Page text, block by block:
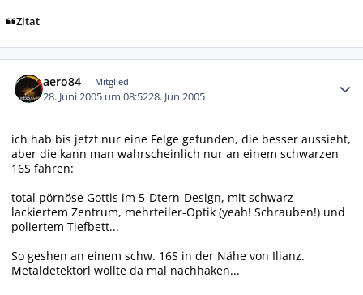
Zitat
aero84 Mitglied
28. Juni 2005 um 08:5228. Jun 2005
ich hab bis jetzt nur eine Felge gefunden, die besser aussieht,
aber die kann man wahrscheinlich nur an einem schwarzen
16S fahren:
total pörnöse Gottis im 5-Dtern-Design, mit schwarz
lackiertem Zentrum, mehrteiler-Optik (yeah! Schrauben!) und
poliertem Tiefbett...
So geshen an einem schw. 16S in der Nähe von Ilianz.
Metaldetektorl wollte da mal nachhaken...